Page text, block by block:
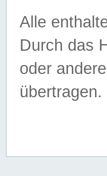
Alle
Durch das
oder
übertragen.